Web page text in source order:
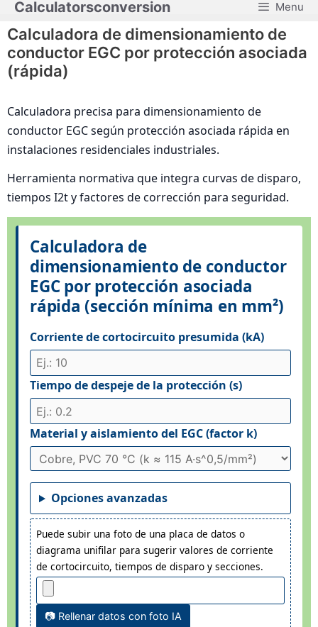
Saltar
contenido
Calculatorsconversion Menu
Calculadora de dimensionamiento de
conductor EGC por protección asociada
(rápida)
Calculadora precisa para dimensionamiento de
conductor EGC según protección asociada rápida en
instalaciones residenciales industriales.
Herramienta normativa que integra curvas de disparo,
tiempos I2t y factores de corrección para seguridad.
Calculadora de
dimensionamiento de conductor
EGC por protección asociada
rápida (sección mínima en mm²)
Corriente de cortocircuito presumida (kA)
Tiempo de despeje de la protección (s)
Material y aislamiento del EGC (factor k)
Opciones avanzadas
Puede subir una foto de una placa de datos o
diagrama unifilar para sugerir valores de corriente
de cortocircuito, tiempos de disparo y secciones.
📷 Rellenar datos con foto IA